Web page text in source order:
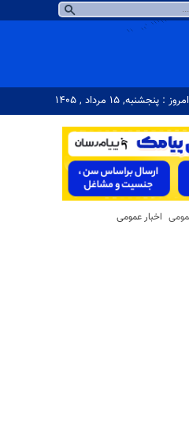
امروز : پنجشنبه, ۱۵ مرداد , ۱۴۰۵
اخبار عمومی